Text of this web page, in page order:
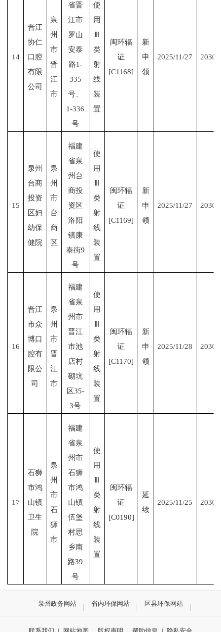
14
晋江
协仁
口腔
有限
公司
泉
州
市
晋
江
市
省晋
江市
罗山
安泰
路1-
335
号、
1-336
号
使
用
Ⅲ
类
射
线
装
置
闽环辐
证
[C1168]
新
申
领
2025/11/27 2030/
15
泉州
台商
投资
区妇
幼保
健院
泉
州
市
台
商
区
福建
省泉
州台
商投
资区
洛阳
镇康
泰街9
号
使
用
Ⅲ
类
射
线
装
置
闽环辐
证
[C1169]
新
申
领
2025/11/27 2030/
16
晋江
市众
博口
腔有
限公
司
泉
州
市
晋
江
市
福建
省泉
州市
晋江
市池
店村
砌坑
区35-
3号
使
用
Ⅲ
类
射
线
装
置
闽环辐
证
[C1170]
新
申
领
2025/11/28 2030/
17
石狮
市鸿
山镇
卫生
院
泉
州
市
石
狮
市
福建
省泉
州市
石狮
市鸿
山镇
伍堡
村思
乡南
路39
号
使
用
Ⅲ
类
射
线
装
置
闽环辐
证
[C0190]
延
续
2025/11/25 2030/
泉州政务网站 省内环保网站 区县环保网站